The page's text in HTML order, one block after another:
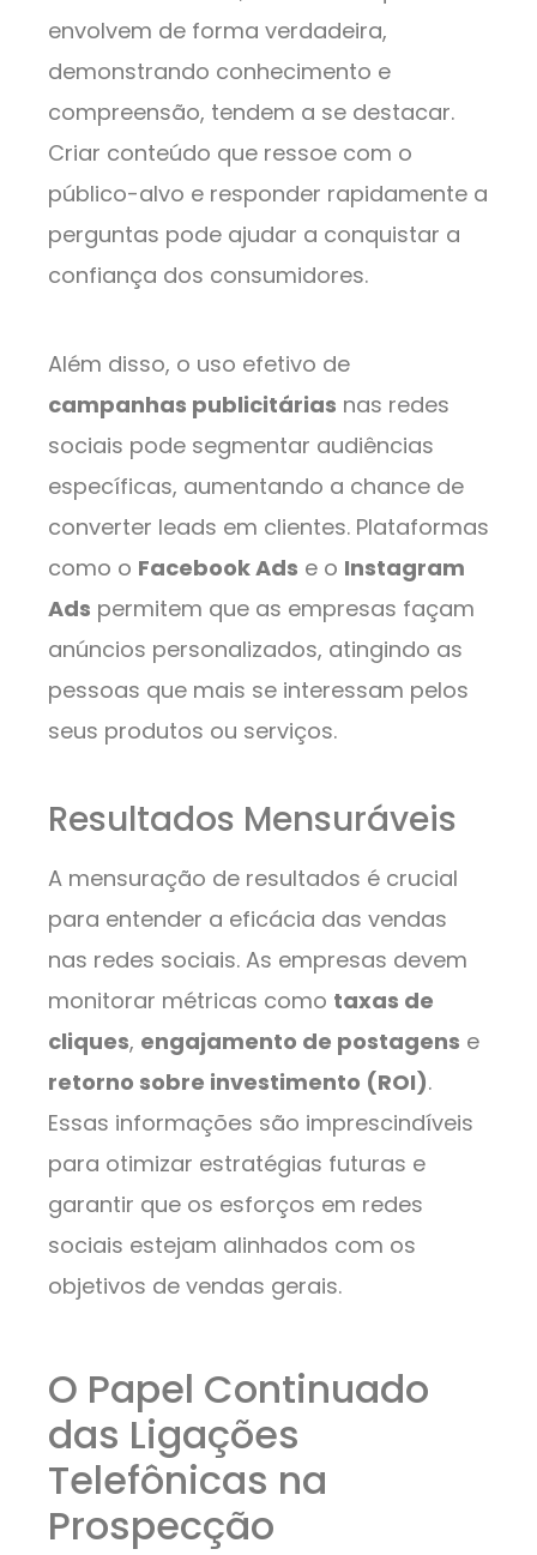
envolvem de forma verdadeira,
demonstrando conhecimento e
compreensão, tendem a se destacar.
Criar conteúdo que ressoe com o
público-alvo e responder rapidamente a
perguntas pode ajudar a conquistar a
confiança dos consumidores.
Além disso, o uso efetivo de
campanhas publicitárias nas redes
sociais pode segmentar audiências
específicas, aumentando a chance de
converter leads em clientes. Plataformas
como o Facebook Ads e o Instagram
Ads permitem que as empresas façam
anúncios personalizados, atingindo as
pessoas que mais se interessam pelos
seus produtos ou serviços.
Resultados Mensuráveis
A mensuração de resultados é crucial
para entender a eficácia das vendas
nas redes sociais. As empresas devem
monitorar métricas como taxas de
cliques, engajamento de postagens e
retorno sobre investimento (ROI).
Essas informações são imprescindíveis
para otimizar estratégias futuras e
garantir que os esforços em redes
sociais estejam alinhados com os
objetivos de vendas gerais.
O Papel Continuado
das Ligações
Telefônicas na
Prospecção